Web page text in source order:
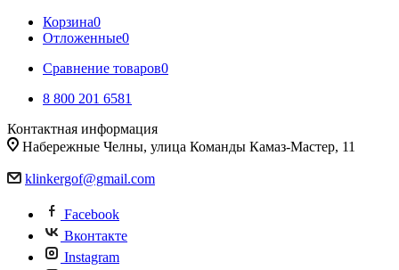
Корзина0
Отложенные0
Сравнение товаров0
8 800 201 6581
Контактная информация
Набережные Челны, улица Команды Камаз-Мастер, 11
klinkergof@gmail.com
Facebook
Вконтакте
Instagram